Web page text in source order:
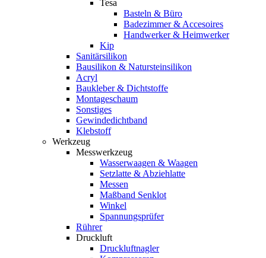
Tesa
Basteln & Büro
Badezimmer & Accesoires
Handwerker & Heimwerker
Kip
Sanitärsilikon
Bausilikon & Natursteinsilikon
Acryl
Baukleber & Dichtstoffe
Montageschaum
Sonstiges
Gewindedichtband
Klebstoff
Werkzeug
Messwerkzeug
Wasserwaagen & Waagen
Setzlatte & Abziehlatte
Messen
Maßband Senklot
Winkel
Spannungsprüfer
Rührer
Druckluft
Druckluftnagler